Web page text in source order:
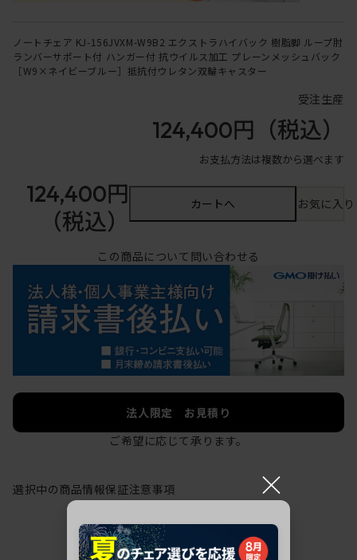
ノートチェア KJ-156JVXM-W9B2 エクストラハイバック 樹脂脚 ループ肘
ランバーサポート付 ハンガー付 抗ウイルス加工 プレーンメッシュバック
［W9×ネイビーブルー］抵抗付ウレタン双輪キャスター
受注生産
124,400円 （税込）
お支払方法は複数から選べます
124,400円
（税込）
カートへ お気に入
この商品について問い合わせる
法人限定 お見積り
ご希望に応じて承ります。
選択中の商品情報保証注意事項 ×